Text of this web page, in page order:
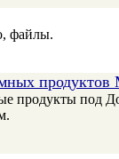
файлы.
продуктов
продукты под